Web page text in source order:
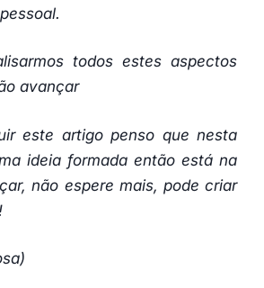
todos estes aspectos
avançar
este artigo penso que nesta
ideia formada então está na
não espere mais, pode criar